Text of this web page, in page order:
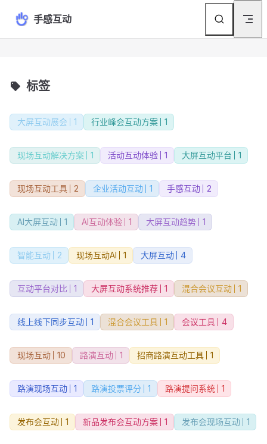
Skip to content
手感互动
标签
大屏互动展会 1 行业峰会互动方案 1
现场互动解决方案 1 活动互动体验 1 大屏互动平台 1
现场互动工具 2 企业活动互动 1 手感互动 2
AI大屏互动 1 AI互动体验 1 大屏互动趋势 1
智能互动 2 现场互动AI 1 大屏互动 4
互动平台对比 1 大屏互动系统推荐 1 混合会议互动 1
线上线下同步互动 1 混合会议工具 1 会议工具 4
现场互动 10 路演互动 1 招商路演互动工具 1
路演现场互动 1 路演投票评分 1 路演提问系统 1
发布会互动 1 新品发布会互动方案 1 发布会现场互动 1